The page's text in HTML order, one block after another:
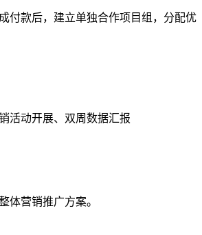
付款后，建立单独合作项目组，分配优
活动开展、双周数据汇报
体营销推广方案。